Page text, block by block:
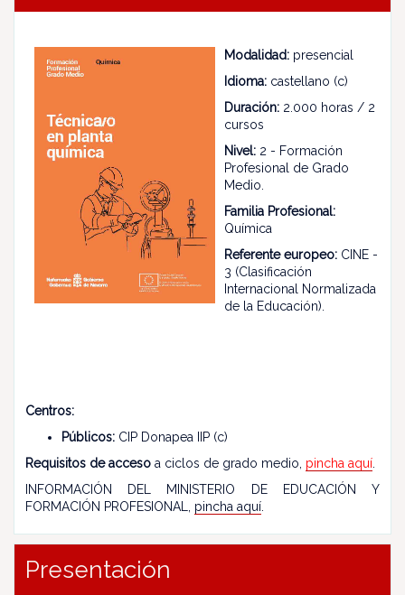
Modalidad: presencial
Idioma: castellano (c)
Duración: 2.000 horas / 2
cursos
Nivel: 2 - Formación
Profesional de Grado
Medio.
Familia Profesional:
Química
Referente europeo: CINE -
3 (Clasificación
Internacional Normalizada
de la Educación).
Centros:
Públicos: CIP Donapea IIP (c)
Requisitos de acceso a ciclos de grado medio, pincha aquí
INFORMACIÓN DEL MINISTERIO DE EDUCACIÓN Y
FORMACIÓN PROFESIONAL, pincha aquí
Presentación